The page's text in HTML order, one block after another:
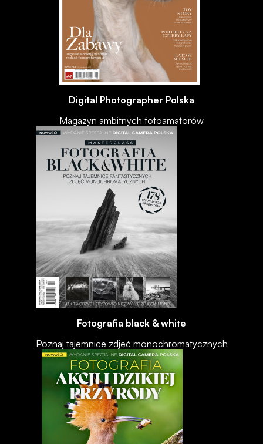
Digital Photographer Polska
Magazyn ambitnych fotoamatorów
Fotografia black & white
Poznaj tajemnice zdjęć monochromatycznych